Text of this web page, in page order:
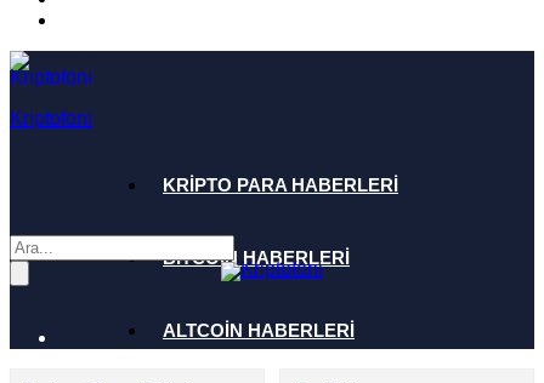
Kriptofoni
KRİPTO PARA HABERLERİ
BİTCOİN HABERLERİ
ALTCOİN HABERLERİ